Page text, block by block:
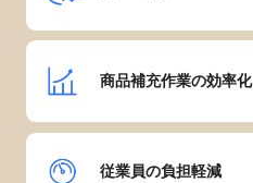
商品補充作業の効率化
従業員の負担軽減